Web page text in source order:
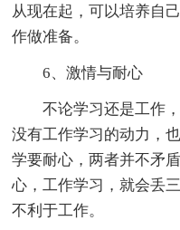
从现在起，可以培养自
作做准备。
6、激情与耐心
不论学习还是工作
没有工作学习的动力，
学要耐心，两者并不矛
心，工作学习，就会丢
不利于工作。